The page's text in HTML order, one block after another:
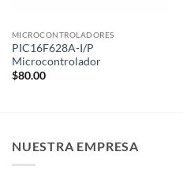
MICROCONTROLADORES
PIC16F628A-I/P
Microcontrolador
$80.00
NUESTRA EMPRESA